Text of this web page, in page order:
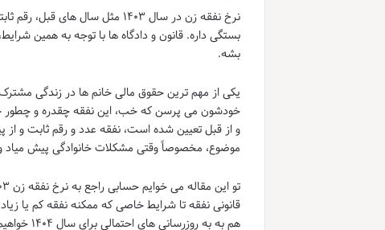
نرخ نفقه زن در سال ۱۴۰۳ مثل
بستگی داره. قانون و دادگاه ها با توجه به همین
بشه.
یکی از مهم ترین حقوق مالی خانم ها در زندگی
خودشون می پرسن که خب، این نفقه چقدره و
و از قبل تعیین شده است، نفقه عدد و رقم ثابت و
موضوع، مخصوصاً وقتی مشکلات خانوادگی پیش میاد
قانونی نفقه تا شرایط خاصی که ممکنه نفقه کم یا
هم به به